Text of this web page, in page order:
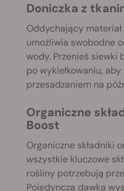
Doniczka z
Oddychający
umożliwia swobodne
wody. Przenieś siewki
po wykiełkowaniu,
przesadzaniem na
Organiczne
Boost
Organiczne składniki
wszystkie kluczowe
rośliny potrzebują
Pojedyncza dawka